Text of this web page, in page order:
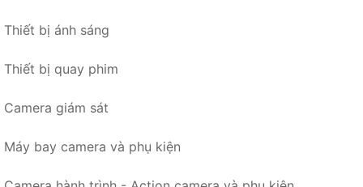
Thiết bị ánh sáng
Thiết bị quay phim
Camera giám sát
Máy bay camera và phụ kiện